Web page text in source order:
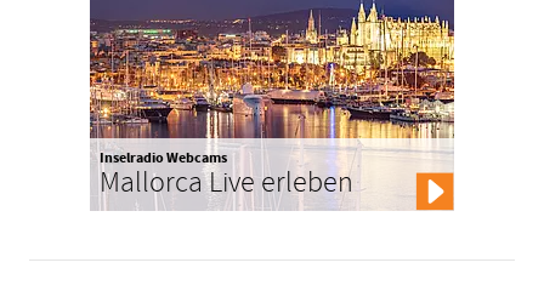
Inselradio Webcams
Mallorca Live erleben